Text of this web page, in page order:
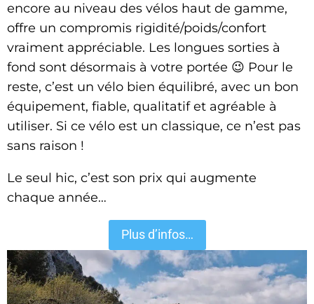
encore au niveau des vélos haut de gamme,
offre un compromis rigidité/poids/confort
vraiment appréciable. Les longues sorties à
fond sont désormais à votre portée 😉 Pour le
reste, c’est un vélo bien équilibré, avec un bon
équipement, fiable, qualitatif et agréable à
utiliser. Si ce vélo est un classique, ce n’est pas
sans raison !
Le seul hic, c’est son prix qui augmente
chaque année…
Plus d’infos…